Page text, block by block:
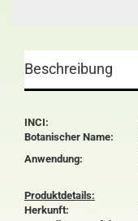
Beschreibung
INCI:
Botanischer Name:
Anwendung:
Produktdetails:
Herkunft: